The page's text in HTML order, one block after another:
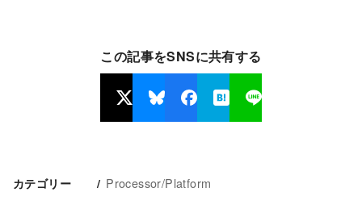
この記事をSNSに共有する
カテゴリー Processor/Platform